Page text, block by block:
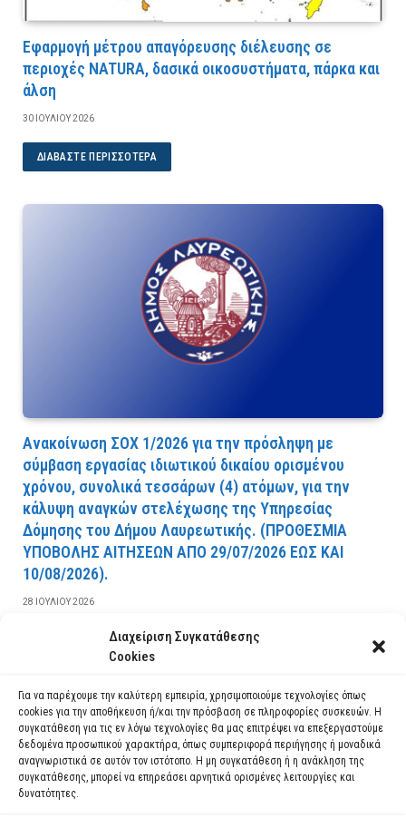
Διαχείριση Συγκατάθεσης
Cookies
Για να παρέχουμε την καλύτερη εμπειρία, χρησιμοποιούμε τεχνολογίες όπως
cookies για την αποθήκευση ή/και την πρόσβαση σε πληροφορίες συσκευών. Η
συγκατάθεση για τις εν λόγω τεχνολογίες θα μας επιτρέψει να επεξεργαστούμε
δεδομένα προσωπικού χαρακτήρα, όπως συμπεριφορά περιήγησης ή μοναδικά
αναγνωριστικά σε αυτόν τον ιστότοπο. Η μη συγκατάθεση ή η ανάκληση της
συγκατάθεσης, μπορεί να επηρεάσει αρνητικά ορισμένες λειτουργίες και
δυνατότητες.
Εφαρμογή μέτρου απαγόρευσης διέλευσης σε
περιοχές NATURA, δασικά οικοσυστήματα, πάρκα και
άλση
30 ΙΟΥΛΊΟΥ 2026
ΔΙΑΒΆΣΤΕ ΠΕΡΙΣΣΌΤΕΡΑ
Ανακοίνωση ΣΟΧ 1/2026 για την πρόσληψη με
σύμβαση εργασίας ιδιωτικού δικαίου ορισμένου
χρόνου, συνολικά τεσσάρων (4) ατόμων, για την
κάλυψη αναγκών στελέχωσης της Υπηρεσίας
Δόμησης του Δήμου Λαυρεωτικής. (ΠPOΘEΣMIA
YΠOBOΛHΣ AITHΣEΩN AΠO 29/07/2026 EΩΣ KAI
10/08/2026).
28 ΙΟΥΛΊΟΥ 2026
ΔΙΑΒΆΣΤΕ ΠΕΡΙΣΣΌΤΕΡΑ